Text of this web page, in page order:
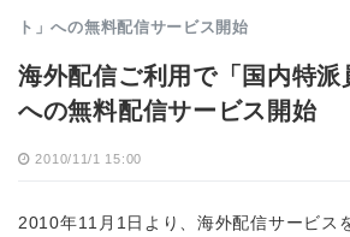
ト」への無料配信サービス開始
海外配信ご利用で「国内特派
への無料配信サービス開始
2010/11/1 15:00
2010年11月1日より、海外配信サービス